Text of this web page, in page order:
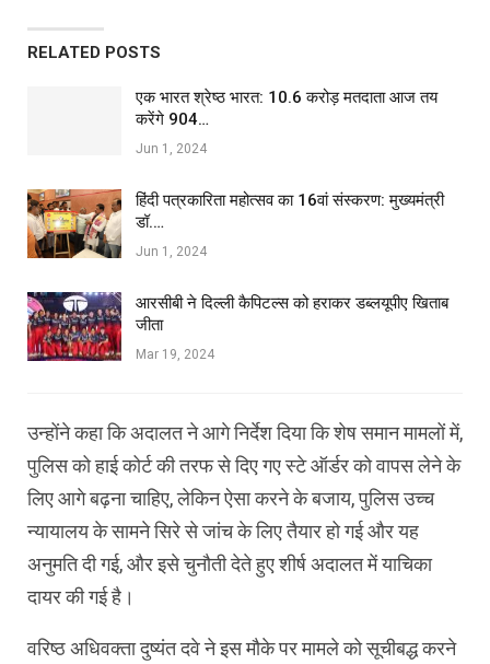
RELATED POSTS
एक भारत श्रेष्ठ भारत: 10.6 करोड़ मतदाता आज तय
करेंगे 904…
Jun 1, 2024
हिंदी पत्रकारिता महोत्सव का 16वां संस्करण: मुख्यमंत्री
डॉ.…
Jun 1, 2024
आरसीबी ने दिल्ली कैपिटल्स को हराकर डब्लयूपीए खिताब
जीता
Mar 19, 2024
उन्होंने कहा कि अदालत ने आगे निर्देश दिया कि शेष समान मामलों में,
पुलिस को हाई कोर्ट की तरफ से दिए गए स्टे ऑर्डर को वापस लेने के
लिए आगे बढ़ना चाहिए, लेकिन ऐसा करने के बजाय, पुलिस उच्च
न्यायालय के सामने सिरे से जांच के लिए तैयार हो गई और यह
अनुमति दी गई, और इसे चुनौती देते हुए शीर्ष अदालत में याचिका
दायर की गई है।
वरिष्ठ अधिवक्ता दुष्यंत दवे ने इस मौके पर मामले को सूचीबद्ध करने